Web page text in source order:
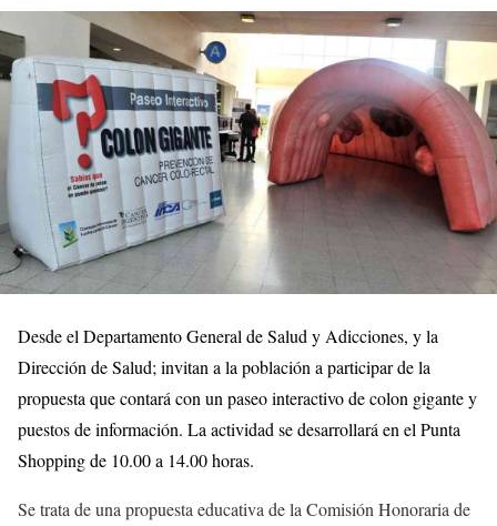
Desde el Departamento General de Salud y Adicciones, y la
Dirección de Salud; invitan a la población a participar de la
propuesta que contará con un paseo interactivo de colon gigante y
puestos de información. La actividad se desarrollará en el Punta
Shopping de 10.00 a 14.00 horas.
Se trata de una propuesta educativa de la Comisión Honoraria de